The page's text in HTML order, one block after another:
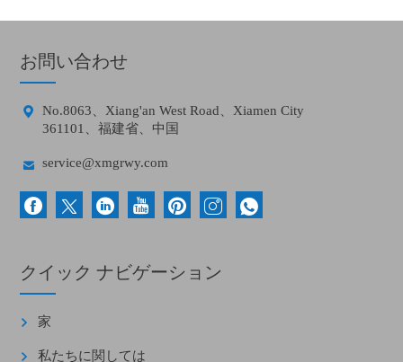
お問い合わせ

No.8063、Xiang'an West Road、Xiamen City
361101、福建省、中国
 service@xmgrwy.com
クイック ナビゲーション
家
私たちに関しては